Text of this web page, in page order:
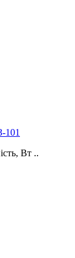
101
Вт ..